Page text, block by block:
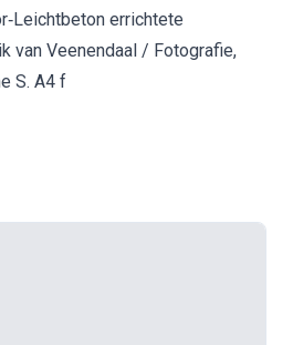
errichtete
van Veenendaal / Fotografie,
S. A4 f